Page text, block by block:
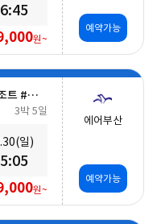
원~
예약가능
[나트랑 안심 자유여행] 스완도르 리조트 #올인크루시브+오션뷰+미니바 5일
3박 5일
일)
원~
에어부산
예약가능